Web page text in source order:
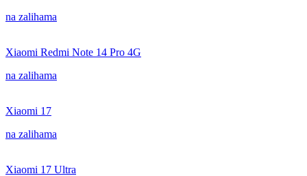
na zalihama
Xiaomi Redmi Note 14 Pro 4G
na zalihama
Xiaomi 17
na zalihama
Xiaomi 17 Ultra